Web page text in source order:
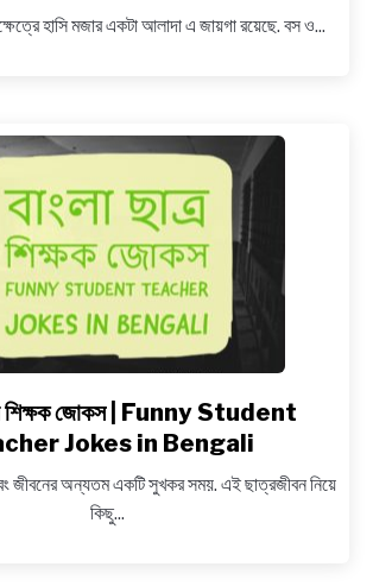
জোকস,
নিয়ে
Bengali
Office
Jokes
হাসি মজার একটা আলাদা এ জায়গা রয়েছে. বস ও...
link
to
ছাত্র
শিক্ষক
শিক্ষক জোকস | Funny Student
Jokes in Bengali
জীবনের অন্যতম একটি সুখকর সময়. এই ছাত্রজীবন নিয়ে
কিছু...